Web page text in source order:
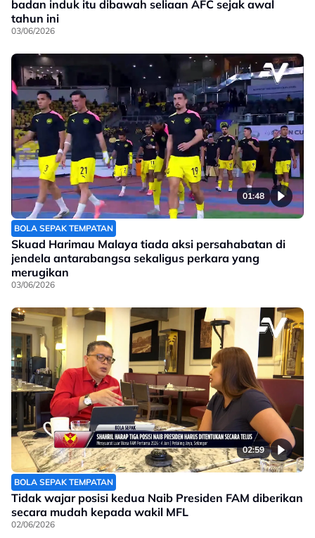
badan induk itu dibawah seliaan AFC sejak awal
tahun ini
03/06/2026
01:48
BOLA SEPAK TEMPATAN
Skuad Harimau Malaya tiada aksi persahabatan di
jendela antarabangsa sekaligus perkara yang
merugikan
03/06/2026
02:59
BOLA SEPAK TEMPATAN
Tidak wajar posisi kedua Naib Presiden FAM diberikan
secara mudah kepada wakil MFL
02/06/2026